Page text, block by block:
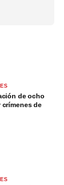
de ocho
de